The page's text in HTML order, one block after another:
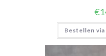
€
Bestellen